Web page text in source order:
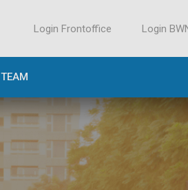
Login Frontoffice Login
TEAM